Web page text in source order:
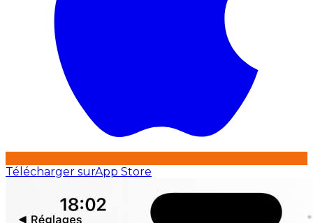
Télécharger surApp Store